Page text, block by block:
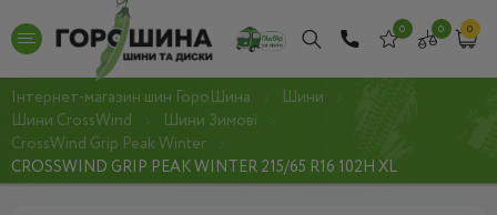
0 0 0
Інтернет-магазин шин ГороШина
Шини
Шини CrossWind
Шини Зимові
CrossWind Grip Peak Winter
CROSSWIND GRIP PEAK WINTER 215/65 R16 102H XL